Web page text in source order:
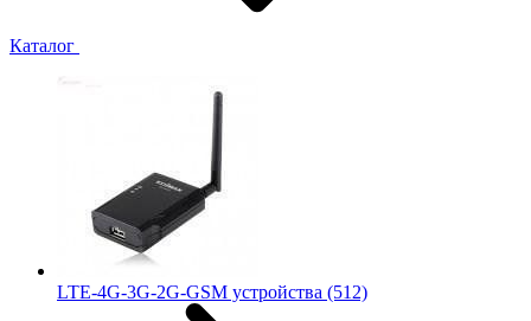
Каталог
LTE-4G-3G-2G-GSM устройства (512)